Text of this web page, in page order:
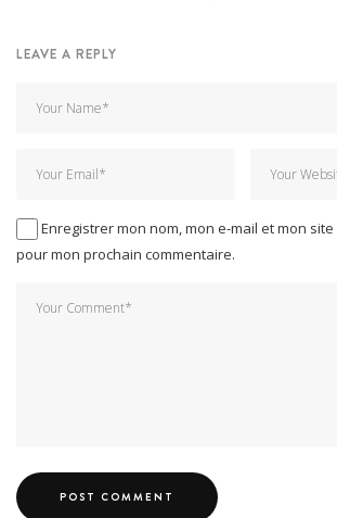
LEAVE A REPLY
Enregistrer mon nom, mon e-mail et mon
pour mon prochain commentaire.